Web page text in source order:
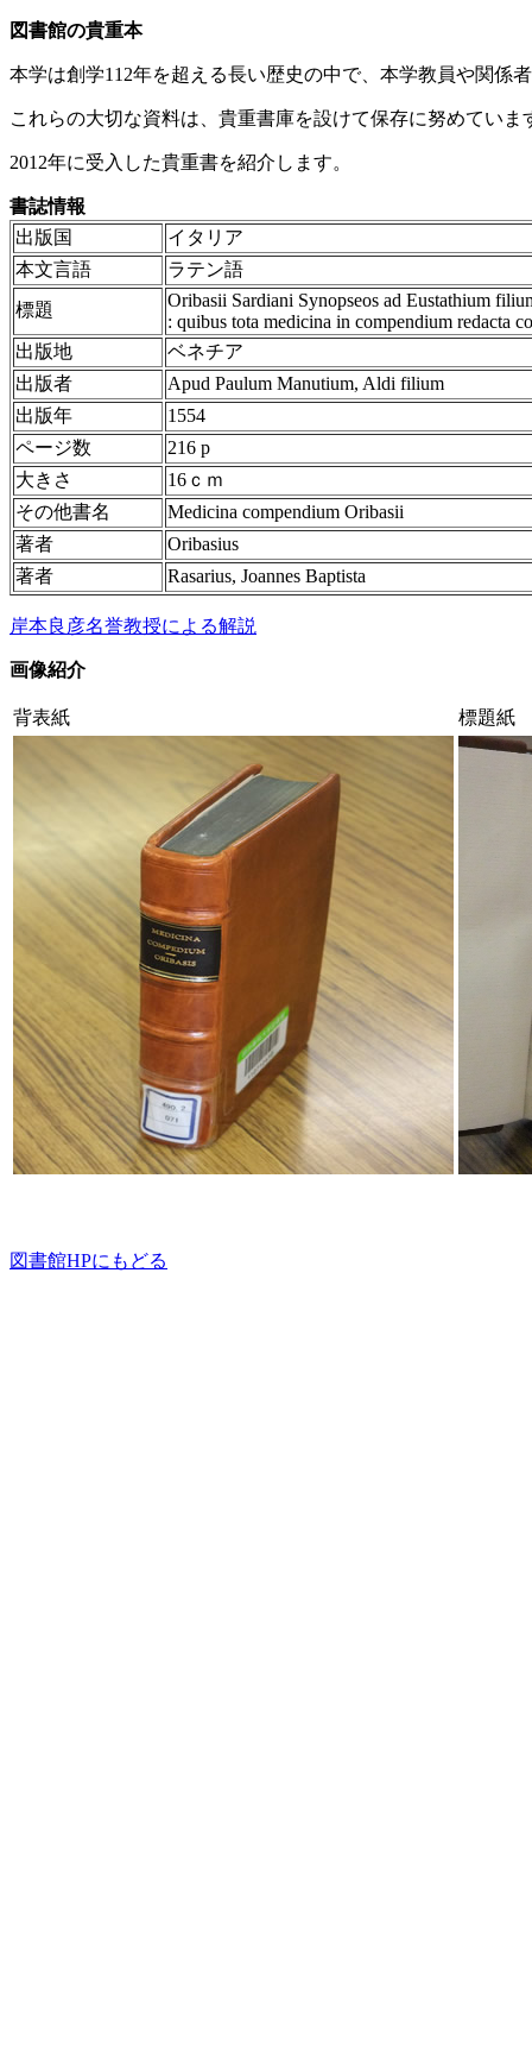
図書館の貴重本
本学は創学112年を超える長い歴史の中で、本学教員や関係
これらの大切な資料は、貴重書庫を設けて保存に努めていま
2012年に受入した貴重書を紹介します。
書誌情報
出版国
イタリア
本文言語
ラテン語
標題
Oribasii Sardiani Synopseos ad Eustathium
: quibus tota medicina in compendium redacta
出版地
ベネチア
出版者
Apud Paulum Manutium, Aldi filium
出版年
1554
ページ数
216 p
大きさ
16ｃｍ
その他書名
Medicina compendium Oribasii
著者
Oribasius
著者
Rasarius, Joannes Baptista
岸本良彦名誉教授による解説
画像紹介
背表紙 標題紙
図書館HPにもどる